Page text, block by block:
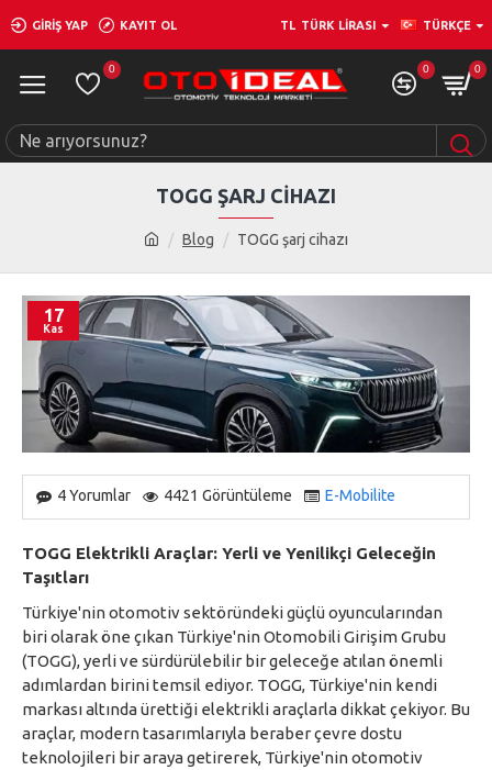
GIRIŞ YAP KAYIT OL TL TÜRK LIRASI TÜRKÇE
0 0 0
Blog TOGG şarj cihazı
TOGG ŞARJ CIHAZI
17
Kas
4 Yorumlar 4421 Görüntüleme E-Mobilite
TOGG Elektrikli Araçlar: Yerli ve Yenilikçi Geleceğin
Taşıtları
Türkiye'nin otomotiv sektöründeki güçlü oyuncularından
biri olarak öne çıkan Türkiye'nin Otomobili Girişim Grubu
(TOGG), yerli ve sürdürülebilir bir geleceğe atılan önemli
adımlardan birini temsil ediyor. TOGG, Türkiye'nin kendi
markası altında ürettiği elektrikli araçlarla dikkat çekiyor. Bu
araçlar, modern tasarımlarıyla beraber çevre dostu
teknolojileri bir araya getirerek, Türkiye'nin otomotiv